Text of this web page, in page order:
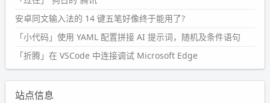
安卓同文输入法的 14 键五笔好像终于能用了?
「小代码」使用 YAML 配置拼接 AI 提示词，随机及条件语句
「折腾」在 VSCode 中连接调试 Microsoft Edge
站点信息